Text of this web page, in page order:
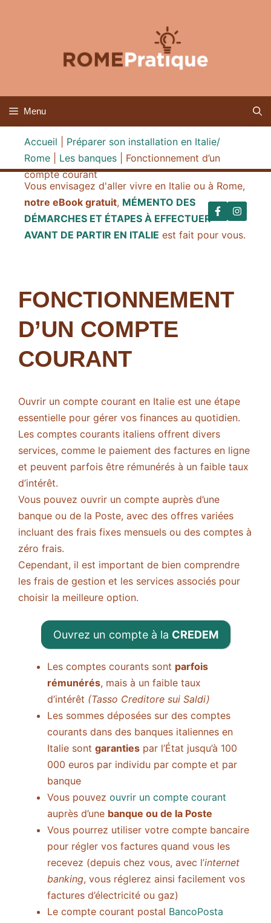
Menu
Accueil
Préparer son installation en Italie/
Rome
Les banques
Fonctionnement d’un
compte courant
Vous envisagez d'aller vivre en Italie ou à Rome,
notre eBook gratuit, MÉMENTO DES
DÉMARCHES ET ÉTAPES À EFFECTUER
AVANT DE PARTIR EN ITALIE est fait pour vous.
FONCTIONNEMENT
D’UN COMPTE
COURANT
Ouvrir un compte courant en Italie est une étape
essentielle pour gérer vos finances au quotidien.
Les comptes courants italiens offrent divers
services, comme le paiement des factures en ligne
et peuvent parfois être rémunérés à un faible taux
d’intérêt.
Vous pouvez ouvrir un compte auprès d’une
banque ou de la Poste, avec des offres variées
incluant des frais fixes mensuels ou des comptes à
zéro frais.
Cependant, il est important de bien comprendre
les frais de gestion et les services associés pour
choisir la meilleure option.
Ouvrez un compte à la CREDEM
Les comptes courants sont parfois
rémunérés, mais à un faible taux
d’intérêt (Tasso Creditore sui Saldi)
Les sommes déposées sur des comptes
courants dans des banques italiennes en
Italie sont garanties par l’État jusqu’à 100
000 euros par individu par compte et par
banque
Vous pouvez ouvrir un compte courant
auprès d’une banque ou de la Poste
Vous pourrez utiliser votre compte bancaire
pour régler vos factures quand vous les
recevez (depuis chez vous, avec l’internet
banking, vous réglerez ainsi facilement vos
factures d’électricité ou gaz)
Le compte courant postal BancoPosta